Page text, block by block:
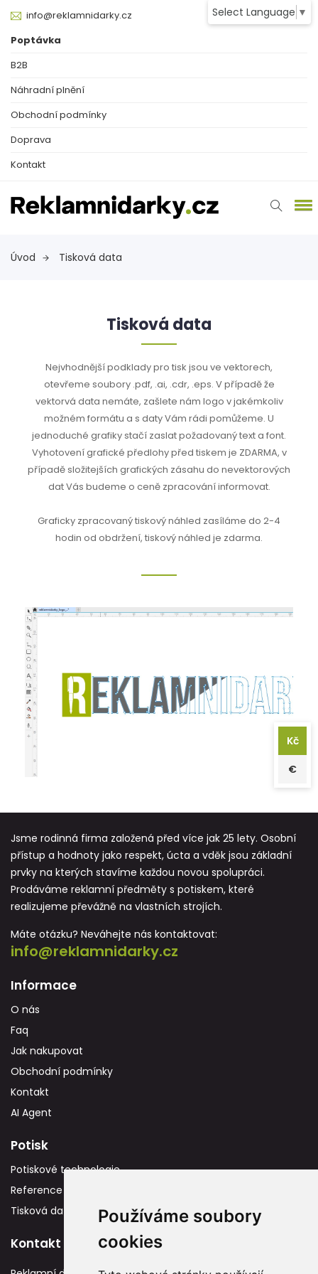
Používáme soubory
cookies
Select Language ▼
info@reklamnidarky.cz
Poptávka
B2B
Náhradní plnění
Obchodní podmínky
Doprava
Kontakt
Úvod Tisková data
Tisková data
Nejvhodnější podklady pro tisk jsou ve vektorech,
otevřeme soubory .pdf, .ai, .cdr, .eps. V případě že
vektorvá data nemáte, zašlete nám logo v jakémkoliv
možném formátu a s daty Vám rádi pomůžeme. U
jednoduché grafiky stačí zaslat požadovaný text a font.
Vyhotovení grafické předlohy před tiskem je ZDARMA, v
případě složitejších grafických zásahu do nevektorových
dat Vás budeme o ceně zpracování informovat.
Graficky zpracovaný tiskový náhled zasíláme do 2-4
hodin od obdržení, tiskový náhled je zdarma.
Jsme rodinná firma založená před více jak 25 lety. Osobní
přístup a hodnoty jako respekt, úcta a vděk jsou základní
prvky na kterých stavíme každou novou spolupráci.
Prodáváme reklamní předměty s potiskem, které
realizujeme převážně na vlastních strojích.
Máte otázku? Neváhejte nás kontaktovat:
info@reklamnidarky.cz
Informace
O nás
Faq
Jak nakupovat
Obchodní podmínky
Kontakt
AI Agent
Potisk
Potiskové technologie
Reference
Tisková data
Kontakt
Kč
€